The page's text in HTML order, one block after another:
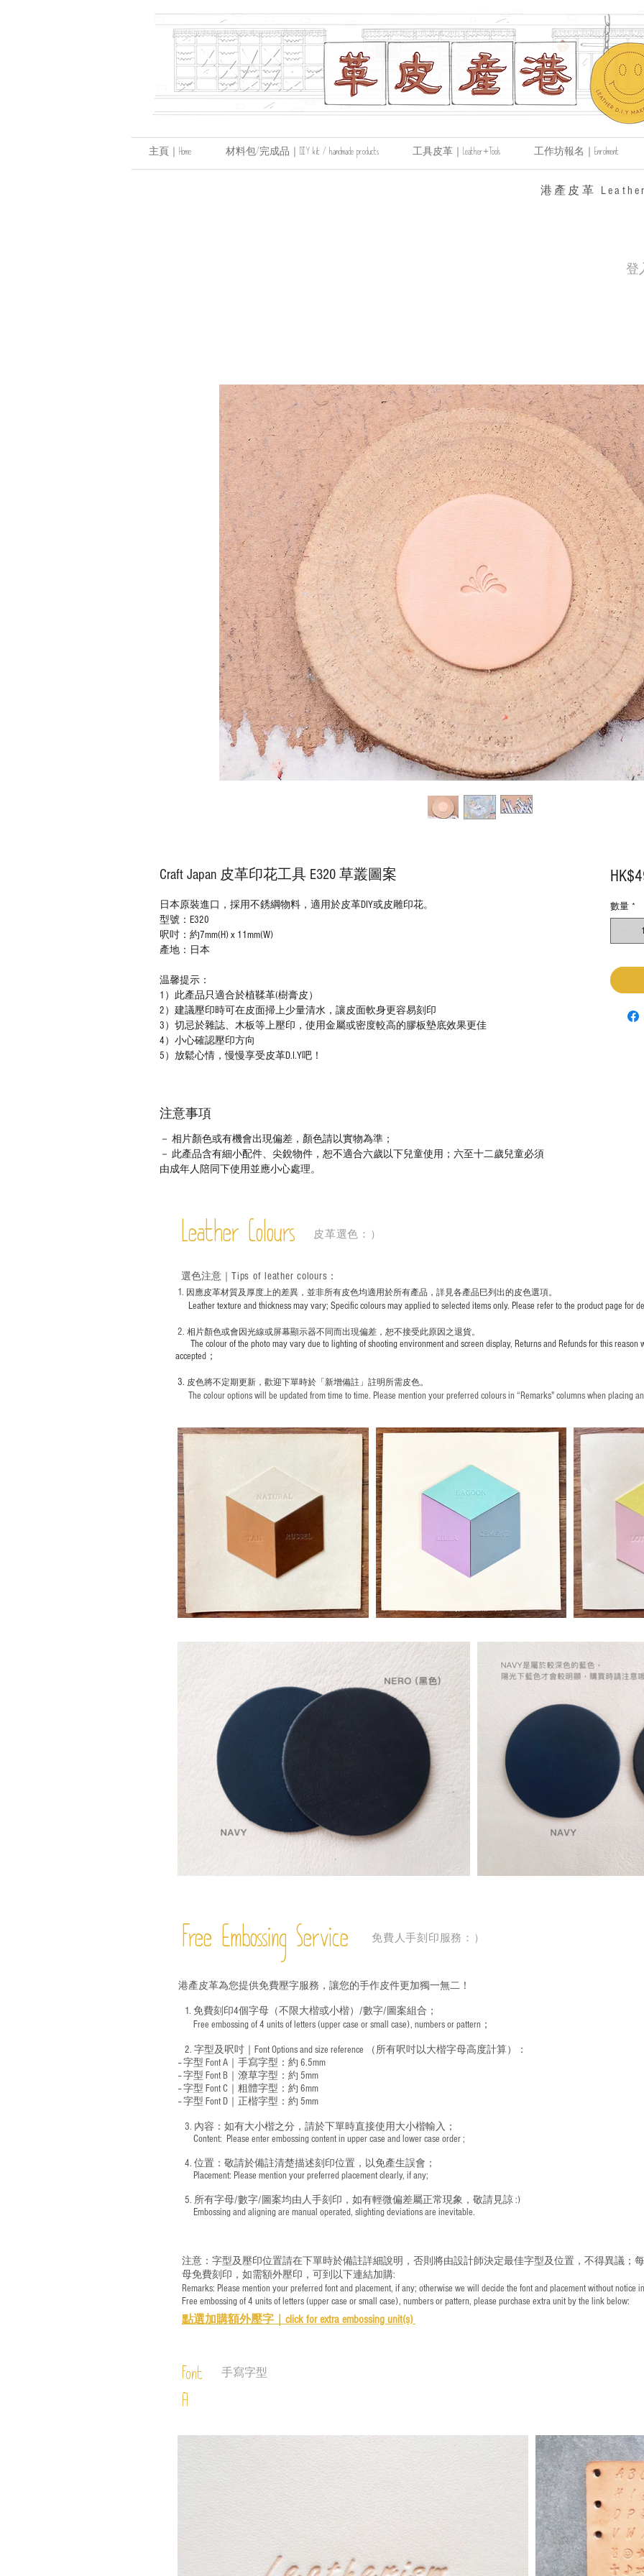
主頁｜Home 材料包/完成品｜DIY kit / handmade products 工具皮革｜Leather+Tools 工作坊報名｜Enrolment
港產皮革
登
Craft Japan 皮革印花工具 E320 草叢圖案
日本原裝進口，採用不銹綱物料，適用於皮革DIY或皮雕印花。
型號：E320
呎吋：約7mm(H) x 11mm(W)
產地：日本
温馨提示：
1）此產品只適合於植鞣革(樹膏皮）
2）建議壓印時可在皮面掃上少量清水，讓皮面軟身更容易刻印
3）切忌於雜誌、木板等上壓印，使用金屬或密度較高的膠板墊底效果更佳
4）小心確認壓印方向
5）放鬆心情，慢慢享受皮革D.I.Y吧！
注意事項
－ 相片顏色或有機會出現偏差，顏色請以實物為準；
－ 此產品含有細小配件、尖銳物件，恕不適合六歲以下兒童使用；六至十二歲兒童必須
由成年人陪同下使用並應小心處理。
數量 *
Leather Colours 皮革選色：）
1. ​ 因應皮革材質及厚度上的差異，並非所有皮色均適用於所有產品，詳見各產品巳列出的皮色選項。
Leather texture and thickness may vary; Specific colours may applied to selected items only. Please refer to the product page for
2. 相片顏色或會因光線或屏幕顯示器不同而出現偏差，恕不接受此原因之退貨。
The colour of the photo may vary due to lighting of shooting environment and screen display, Returns and Refunds for this reason
accepted；
3. 皮色將不定期更新，歡迎下單時於「新增備註」註明 所需皮色。
The colour options will be updated from time to time. Please mention your preferred colours in “Remarks" columns when placing
選色注意｜ Tips of leather colours ：
Free Embossing Service 免費人手刻印服務：）
港產皮革為您提供免費壓字服務，讓您的手作皮件更加獨一無二！
1. 免費刻印4個字母（不限大楷或小楷）/數字/圖案組合；
Free embossing of 4 units of letters (upper case or small case), numbers or pattern；
2. 字型及呎吋｜ Font Options and size reference
（所有呎吋以大楷字母高度計算）：
-- 字型 Font A｜手寫字型：約 6.5mm
-- 字型 Font B｜潦草字型： 約 5mm
-- 字型 Font C｜粗體字型：約 6mm
-- 字型 Font D｜正楷字型： 約 5mm
3. 內容：如有大小楷之分，請於下單時直接使用大小楷輸入；
​ Content: Please enter embossing content in upper case and lower case order ;
4. 位置：敬請於備註清楚描述刻印位置，以免產生誤會；
​ Placement: Please mention your preferred placement clearly, if any;
5. 所有字母/數字/圖案均由人手刻印，如有輕微偏差屬正常現象，敬請見諒 :)
​ Embossing and aligning are manual operated, slighting deviations are inevitable.
注意：字型及壓印位置請在下單時於備註詳細說明，否則將由設計師決定最佳字型及位置，不得異議；
母免費刻印，如需額外壓印，可到以下連結加購:
Remarks: Please mention your preferred font and placement, if any; otherwise we will decide the font and placement without notice
Free embossing of 4 units of letters (upper case or small case), numbers or pattern, please purchase extra unit by the link below:
點選加購額外壓字｜ click for extra embossing unit(s)
Font
A
手寫字型